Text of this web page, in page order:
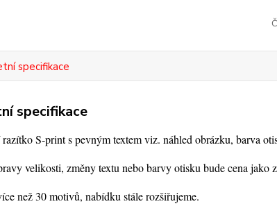
specifikace
specifikace
S-print s pevným textem viz. náhled obrázku, barva
velikosti, změny textu nebo barvy otisku bude cena
než 30 motivů, nabídku stále rozšiřujeme.